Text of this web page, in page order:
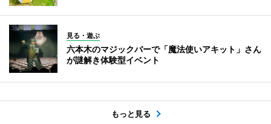
見る・遊ぶ
六本木のマジックバーで「魔法使いアキット」さん
が謎解き体験型イベント
もっと見る